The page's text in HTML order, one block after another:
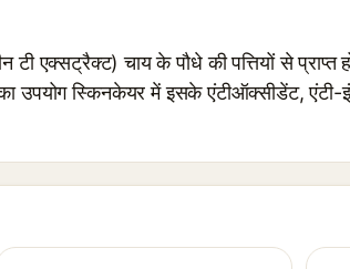
एक्सट्रैक्ट) चाय के पौधे की पत्तियों से प्राप्त
उपयोग स्किनकेयर में इसके एंटीऑक्सीडेंट,